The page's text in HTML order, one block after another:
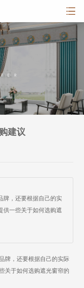
建议
牌，还要根据自己的实
供一些关于如何选购遮
，还要根据自己的实际
关于如何选购遮光窗帘的